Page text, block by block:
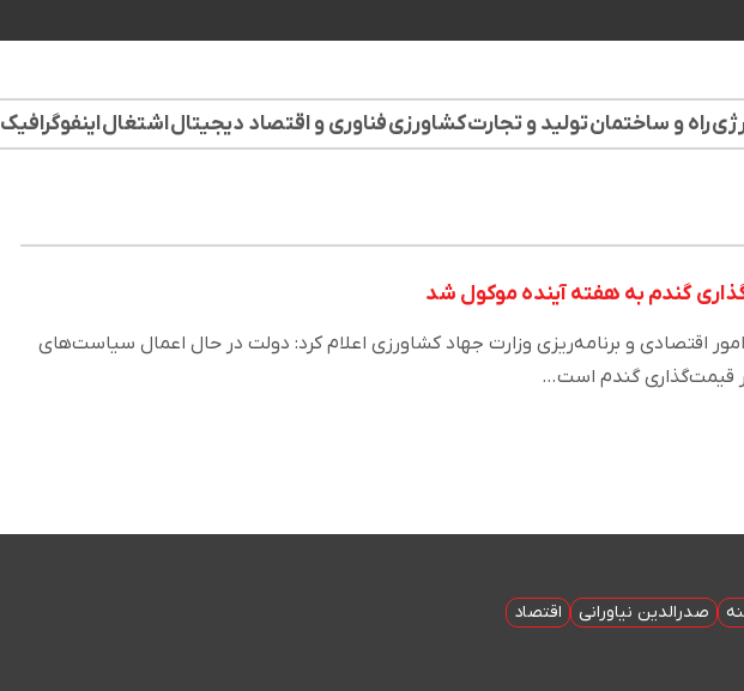
راه و ساختمانتولید و تجارتکشاورزیفناوری و اقتصاد دیجیتالاشتغالاینفوگرافیک
گندم به هفته آینده موکول شد
اقتصادی و برنامه‌ریزی وزارت جهاد کشاورزی اعلام کرد: دولت در حال اعمال سیاست‌های
قیمت‌گذاری گندم است…
صدرالدین نیاورانی اقتصاد